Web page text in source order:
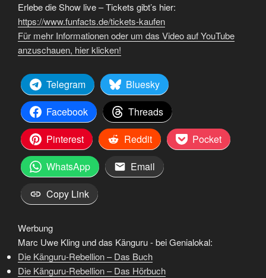
Erlebe die Show live – Tickets gibt’s hier:
https://www.funfacts.de/tickets-kaufen
Für mehr Informationen oder um das Video auf YouTube
anzuschauen, hier klicken!
Telegram
Bluesky
Facebook
Threads
Pinterest
Reddit
Pocket
WhatsApp
Email
Copy Link
Werbung
Marc Uwe Kling und das Känguru - bei Genialokal:
Die Känguru-Rebellion – Das Buch
Die Känguru-Rebellion – Das Hörbuch